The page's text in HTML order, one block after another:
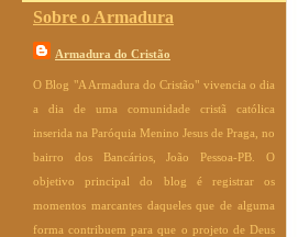
Sobre o Armadura
Armadura do Cristão
O Blog "A Armadura do Cristão" vivencia o dia
a dia de uma comunidade cristã católica
inserida na Paróquia Menino Jesus de Praga, no
bairro dos Bancários, João Pessoa-PB. O
objetivo principal do blog é registrar os
momentos marcantes daqueles que de alguma
forma contribuem para que o projeto de Deus